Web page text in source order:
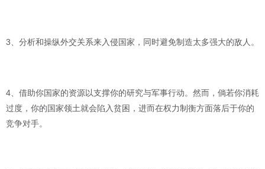
3、分析和操纵外交关系来入侵国家，同时避免制造太多强大的敌人。
4、借助你国家的资源以支撑你的研究与军事行动。然而，倘若你消耗
过度，你的国家领土就会陷入贫困，进而在权力制衡方面落后于你的
竞争对手。